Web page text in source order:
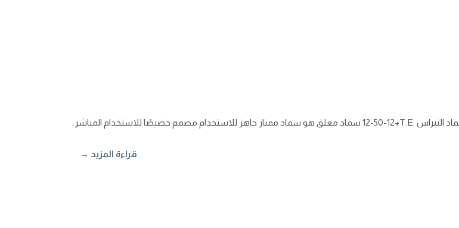
النبراس 12-50-12+T.E. سماد معلق هو سماد ممتاز جاهز للاستخدام مصمم خصيصًا للاستخدام المباشر.
قراءة المزيد →